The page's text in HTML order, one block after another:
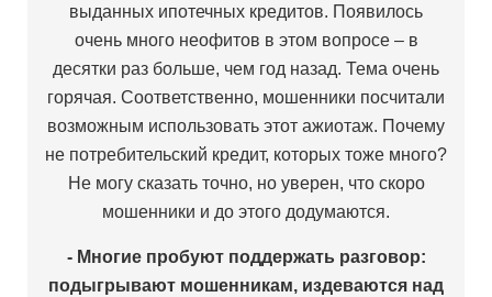
выданных ипотечных кредитов. Появилось
очень много неофитов в этом вопросе – в
десятки раз больше, чем год назад. Тема очень
горячая. Соответственно, мошенники посчитали
возможным использовать этот ажиотаж. Почему
не потребительский кредит, которых тоже много?
Не могу сказать точно, но уверен, что скоро
мошенники и до этого додумаются.
- Многие пробуют поддержать разговор:
подыгрывают мошенникам, издеваются над